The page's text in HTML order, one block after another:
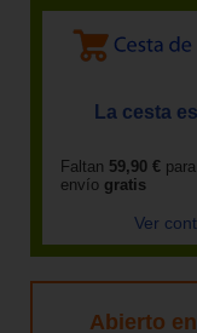
La cesta
Faltan 59,90 €
envío gratis
Ver
Abierto